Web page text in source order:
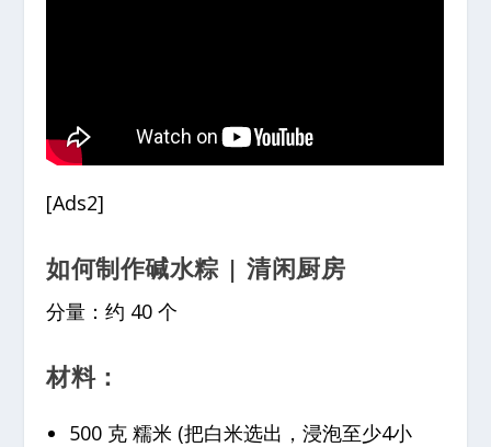
[Ads2]
如何制作碱水粽 | 清闲厨房
分量：约 40 个
材料：
500 克 糯米 (把白米选出，浸泡至少4小